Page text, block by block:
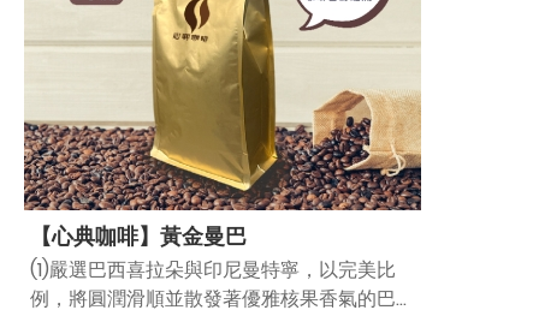
【心典咖啡】黃金曼巴
(1)嚴選巴西喜拉朵與印尼曼特寧，以完美比
例，將圓潤滑順並散發著優雅核果香氣的巴